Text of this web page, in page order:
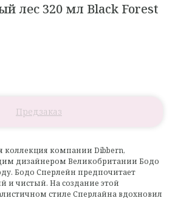
лес 320 мл Black Forest
коллекция компании Dibbern,
дизайнером Великобритании Бодо
Бодо Сперлейн предпочитает
и чистый. На создание этой
стиле Сперлайна вдохновил